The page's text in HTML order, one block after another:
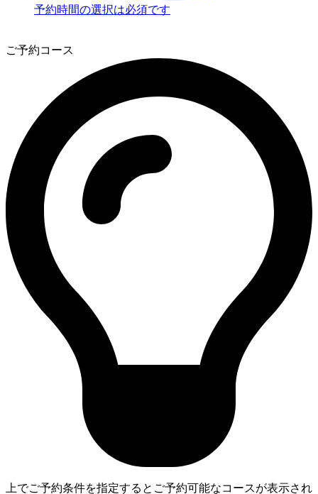
予約時間の選択は必須です
ご予約コース
上でご予約条件を指定するとご予約可能なコースが表示され